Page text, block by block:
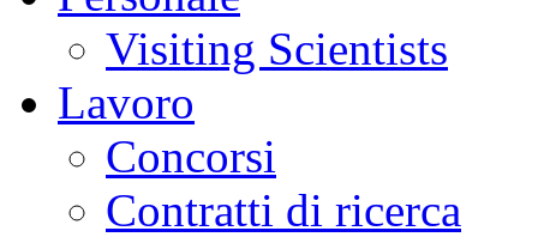
Visiting Scientists
Lavoro
Concorsi
Contratti di ricerca